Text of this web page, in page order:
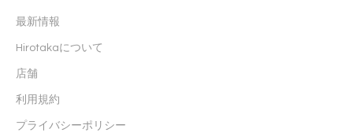
最新情報
Hirotakaについて
店舗
利用規約
プライバシーポリシー